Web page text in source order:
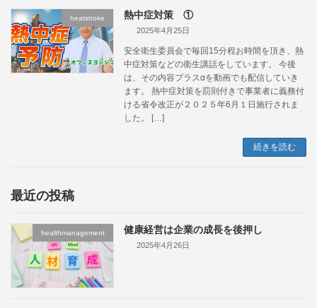
heatstroke 熱中症対策 ①
2025年4月25日
安全衛生委員会で毎回15分程お時間を頂き、熱
中症対策などの衛生講話をしています。 今後
は、その内容プラスαを動画でも配信していき
ます。 熱中症対策を罰則付きで事業者に義務付
ける省令改正が２０２５年6月１日施行されま
した。 […]
続きを読む
最近の投稿
healthmanagement 健康経営は企業の成長を後押し
2025年4月26日